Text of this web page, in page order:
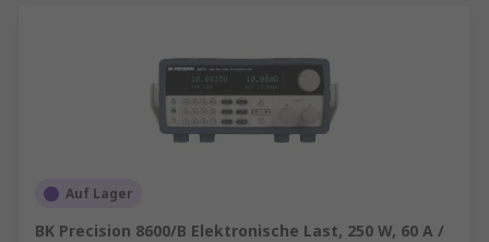
Auf Lager
BK Precision 8600/B Elektronische Last, 250 W, 60 A /